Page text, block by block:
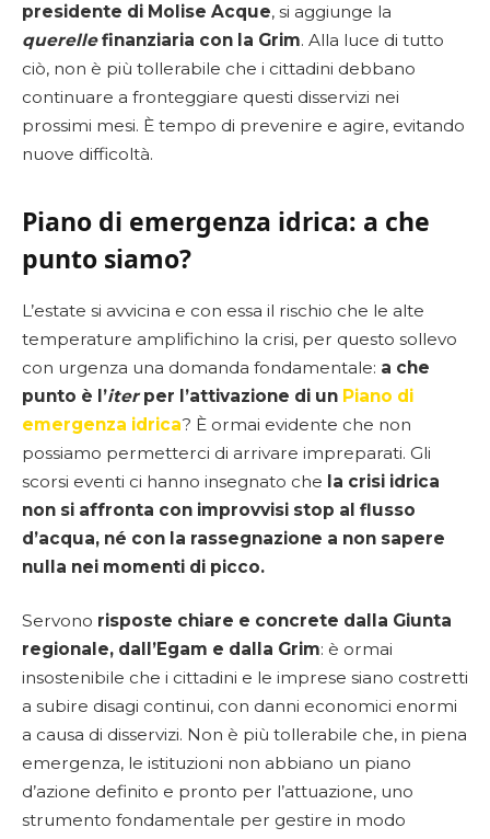
presidente di Molise Acque, si aggiunge la
querellefinanziaria con la Grim. Alla luce di tutto
ciò, non è più tollerabile che i cittadini debbano
continuare a fronteggiare questi disservizi nei
prossimi mesi. È tempo di prevenire e agire, evitando
nuove difficoltà.
Piano di emergenza idrica: a che
punto siamo?
L’estate si avvicina e con essa il rischio che le alte
temperature amplifichino la crisi, per questo sollevo
con urgenza una domanda fondamentale: a che
punto è l’iterper l’attivazione di un Piano di
emergenza idrica? È ormai evidente che non
possiamo permetterci di arrivare impreparati. Gli
scorsi eventi ci hanno insegnato che la crisi idrica
non si affronta con improvvisi stop al flusso
d’acqua, né con la rassegnazione a non sapere
nulla nei momenti di picco.
Servono risposte chiare e concrete dalla Giunta
regionale, dall’Egam e dalla Grim: è ormai
insostenibile che i cittadini e le imprese siano costretti
a subire disagi continui, con danni economici enormi
a causa di disservizi. Non è più tollerabile che, in piena
emergenza, le istituzioni non abbiano un piano
d’azione definito e pronto per l’attuazione, uno
strumento fondamentale per gestire in modo